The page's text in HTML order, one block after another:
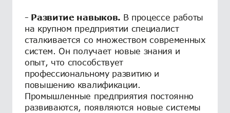
- Развитие навыков. В процессе работы
на крупном предприятии специалист
сталкивается со множеством современных
систем. Он получает новые знания и
опыт, что способствует
профессиональному развитию и
повышению квалификации.
Промышленные предприятия постоянно
развиваются, появляются новые системы